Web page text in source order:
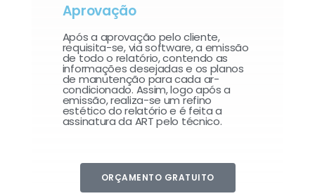
Aprovação
Após a aprovação pelo cliente,
requisita-se, via software, a emissão
de todo o relatório, contendo as
informações desejadas e os planos
de manutenção para cada ar-
condicionado. Assim, logo após a
emissão, realiza-se um refino
estético do relatório e é feita a
assinatura da ART pelo técnico.
ORÇAMENTO GRATUITO